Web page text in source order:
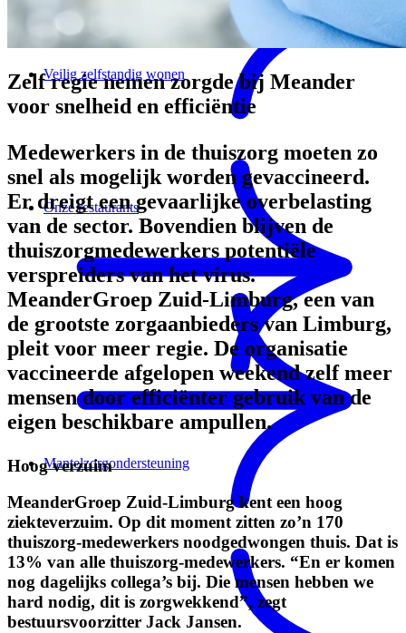
Veilig zelfstandig wonen
Mantelzorgondersteuning
Onze restaurants
Zelf regie nemen zorgde bij Meander
voor snelheid en efficiëntie
Medewerkers in de thuiszorg moeten zo
snel als mogelijk worden gevaccineerd.
Er dreigt een gevaarlijke overbelasting
van de sector. Bovendien blijven de
thuiszorgmedewerkers potentiële
verspreiders van het virus.
MeanderGroep Zuid-Limburg, een van
de grootste zorgaanbieders van Limburg,
pleit voor meer regie. De organisatie
vaccineerde afgelopen weekend zelf meer
mensen door efficiënter gebruik van de
eigen beschikbare ampullen.
Hoog verzuim
MeanderGroep Zuid-Limburg kent een hoog
ziekteverzuim. Op dit moment zitten zo’n 170
thuiszorg-medewerkers noodgedwongen thuis. Dat is
13% van alle thuiszorg-medewerkers. “En er komen
nog dagelijks collega’s bij. Die mensen hebben we
hard nodig, dit is zorgwekkend”, zegt
bestuursvoorzitter Jack Jansen.